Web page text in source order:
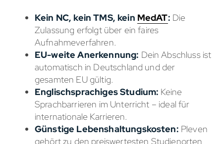
Kein NC, kein TMS, kein MedAT: Die
Zulassung erfolgt über ein faires
Aufnahmeverfahren.
EU-weite Anerkennung: Dein Abschluss ist
automatisch in Deutschland und der
gesamten EU gültig.
Englischsprachiges Studium: Keine
Sprachbarrieren im Unterricht – ideal für
internationale Karrieren.
Günstige Lebenshaltungskosten: Pleven
gehört zu den preiswertesten Studienorten